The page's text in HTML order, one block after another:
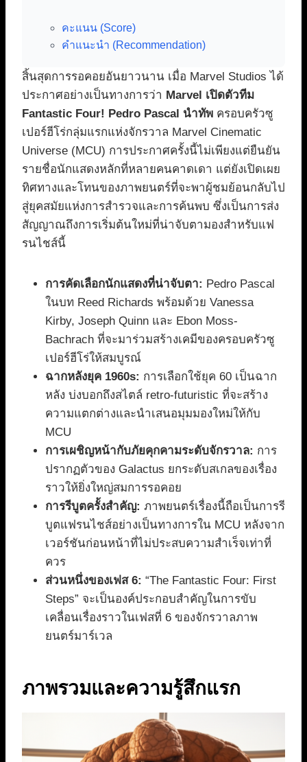
คะแนน (Score)
คำแนะนำ (Recommendation)
สิ้นสุดการรอคอยอันยาวนาน เมื่อ Marvel Studios ได้
ประกาศอย่างเป็นทางการว่า Marvel เปิดตัวทีม
Fantastic Four! Pedro Pascal นำทัพ ครอบครัวซู
เปอร์ฮีโร่กลุ่มแรกแห่งจักรวาล Marvel Cinematic
Universe (MCU) การประกาศครั้งนี้ไม่เพียงแต่ยืนยัน
รายชื่อนักแสดงหลักที่หลายคนคาดเดา แต่ยังเปิดเผย
ทิศทางและโทนของภาพยนตร์ที่จะพาผู้ชมย้อนกลับไป
สู่ยุคสมัยแห่งการสำรวจและการค้นพบ ซึ่งเป็นการส่ง
สัญญาณถึงการเริ่มต้นใหม่ที่น่าจับตามองสำหรับแฟ
รนไชส์นี้
การคัดเลือกนักแสดงที่น่าจับตา: Pedro Pascal
ในบท Reed Richards พร้อมด้วย Vanessa
Kirby, Joseph Quinn และ Ebon Moss-
Bachrach ที่จะมาร่วมสร้างเคมีของครอบครัวซู
เปอร์ฮีโร่ให้สมบูรณ์
ฉากหลังยุค 1960s: การเลือกใช้ยุค 60 เป็นฉาก
หลัง บ่งบอกถึงสไตล์ retro-futuristic ที่จะสร้าง
ความแตกต่างและนำเสนอมุมมองใหม่ให้กับ
MCU
การเผชิญหน้ากับภัยคุกคามระดับจักรวาล: การ
ปรากฏตัวของ Galactus ยกระดับสเกลของเรื่อง
ราวให้ยิ่งใหญ่สมการรอคอย
การรีบูตครั้งสำคัญ: ภาพยนตร์เรื่องนี้ถือเป็นการรี
บูตแฟรนไชส์อย่างเป็นทางการใน MCU หลังจาก
เวอร์ชันก่อนหน้าที่ไม่ประสบความสำเร็จเท่าที่
ควร
ส่วนหนึ่งของเฟส 6: “The Fantastic Four: First
Steps” จะเป็นองค์ประกอบสำคัญในการขับ
เคลื่อนเรื่องราวในเฟสที่ 6 ของจักรวาลภาพ
ยนตร์มาร์เวล
ภาพรวมและความรู้สึกแรก